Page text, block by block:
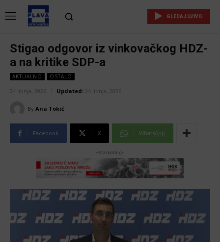
GLEDAJ UŽIVO
Stigao odgovor iz vinkovačkog HDZ-
a na kritike SDP-a
AKTUALNO OSTALO
24 lipnja, 2026 Updated: 24 lipnja, 2026
By Ana Tokić
Facebook X WhatsApp
-Marketing-